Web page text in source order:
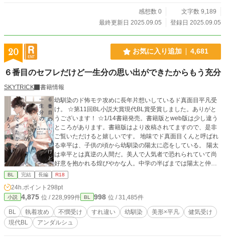
感想数 0
文字数 9,189
最終更新日 2025.09.05
登録日 2025.09.05
20 お気に入り追加 4,681
６番目のセフレだけど一生分の思い出ができたからもう充分
SKYTRICK
書籍情報
幼馴染のド怖モテ攻めに長年片想いしているド真面目平凡受
け。 ☆第11回BL小説大賞現代BL賞受賞しました。ありがと
うございます！ ☆1/14書籍発売。書籍版とweb版は少し違う
ところがあります。書籍版はより改稿されてますので、是非
ご覧いただけると嬉しいです。 地味でド真面目くんと呼ばれ
る幸平は、子供の頃から幼馴染の陽太に恋をしている。 陽太
は幸平とは真逆の人間だ。美人で人気者で恐れられていて尚
好意を抱かれる煌びやかな人。中学の半ばまでは陽太と仲良
く過ごしていた幸平だが、途中から彼に無視されるようにな
る。刺青やピアスが陽太の身体に刻まれて、すっかり悪い噂
が流れるようになった陽太。高校もたまたま同じ学校へ進学
したが、陽太は恐れを受けながらもにこやかな態度から、常
にセフレが5人いるなど異次元のモテを発揮していた。 幸平
とは世界が違いすぎて話しをする機会は滅多にない。それで
も幸平は、陽太に片想いし続けていた。 大学は進路が分かれ
BL 完結 長編 R18
24h.ポイント 298pt
小説 4,875 位 / 228,999件 BL 998 位 / 31,485件
BL 執着攻め 不憫受け すれ違い 幼馴染 美形×平凡
健気受け
現代BL
アンダルシュ